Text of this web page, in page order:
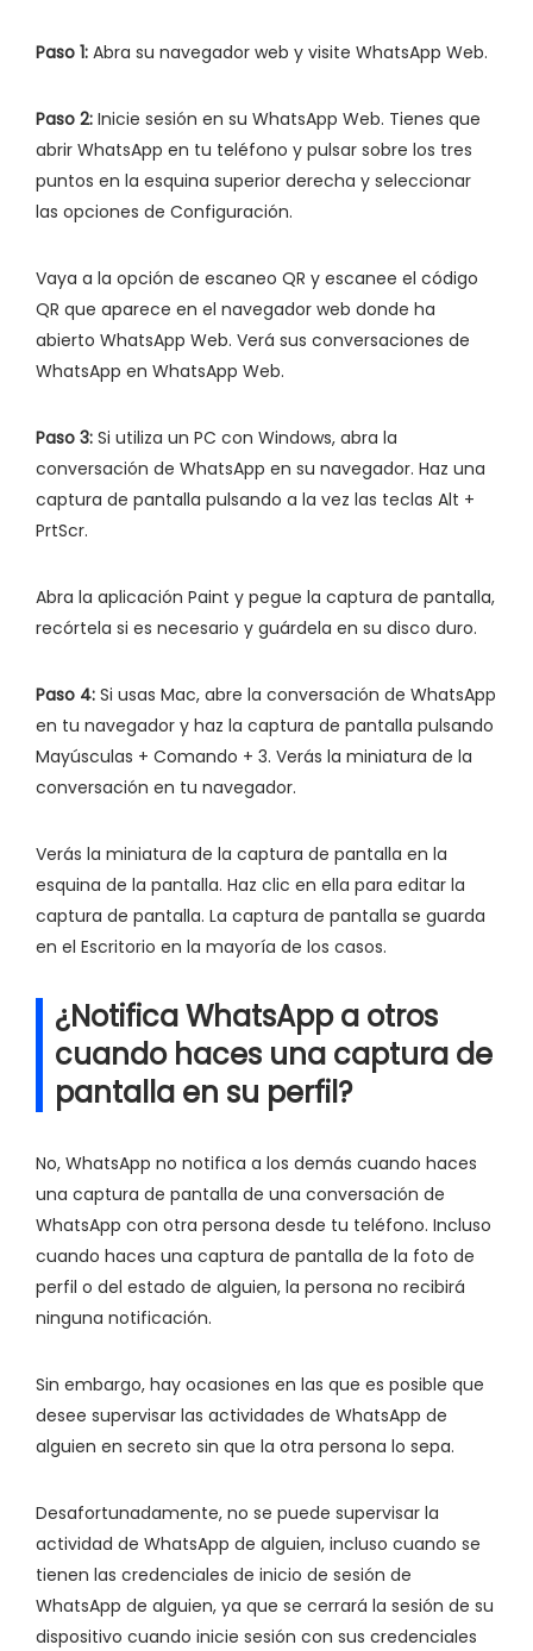
Paso 1: Abra su navegador web y visite WhatsApp Web.
Paso 2: Inicie sesión en su WhatsApp Web. Tienes que
abrir WhatsApp en tu teléfono y pulsar sobre los tres
puntos en la esquina superior derecha y seleccionar
las opciones de Configuración.
Vaya a la opción de escaneo QR y escanee el código
QR que aparece en el navegador web donde ha
abierto WhatsApp Web. Verá sus conversaciones de
WhatsApp en WhatsApp Web.
Paso 3: Si utiliza un PC con Windows, abra la
conversación de WhatsApp en su navegador. Haz una
captura de pantalla pulsando a la vez las teclas Alt +
PrtScr.
Abra la aplicación Paint y pegue la captura de pantalla,
recórtela si es necesario y guárdela en su disco duro.
Paso 4: Si usas Mac, abre la conversación de WhatsApp
en tu navegador y haz la captura de pantalla pulsando
Mayúsculas + Comando + 3. Verás la miniatura de la
conversación en tu navegador.
Verás la miniatura de la captura de pantalla en la
esquina de la pantalla. Haz clic en ella para editar la
captura de pantalla. La captura de pantalla se guarda
en el Escritorio en la mayoría de los casos.
¿Notifica WhatsApp a otros
cuando haces una captura de
pantalla en su perfil?
No, WhatsApp no notifica a los demás cuando haces
una captura de pantalla de una conversación de
WhatsApp con otra persona desde tu teléfono. Incluso
cuando haces una captura de pantalla de la foto de
perfil o del estado de alguien, la persona no recibirá
ninguna notificación.
Sin embargo, hay ocasiones en las que es posible que
desee supervisar las actividades de WhatsApp de
alguien en secreto sin que la otra persona lo sepa.
Desafortunadamente, no se puede supervisar la
actividad de WhatsApp de alguien, incluso cuando se
tienen las credenciales de inicio de sesión de
WhatsApp de alguien, ya que se cerrará la sesión de su
dispositivo cuando inicie sesión con sus credenciales